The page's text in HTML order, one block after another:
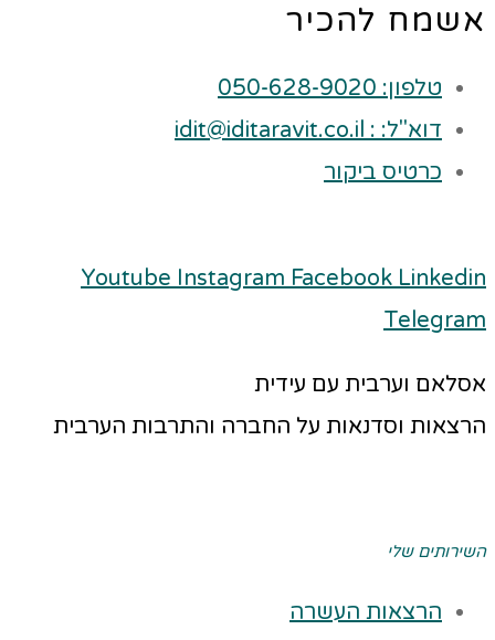
אשמח להכיר
טלפון: 050-628-9020
דוא"ל: : idit@iditaravit.co.il
כרטיס ביקור
Youtube Instagram Facebook Linkedin
Telegram
אסלאם וערבית עם עידית
הרצאות וסדנאות על החברה והתרבות הערבית
השירותים שלי
הרצאות העשרה